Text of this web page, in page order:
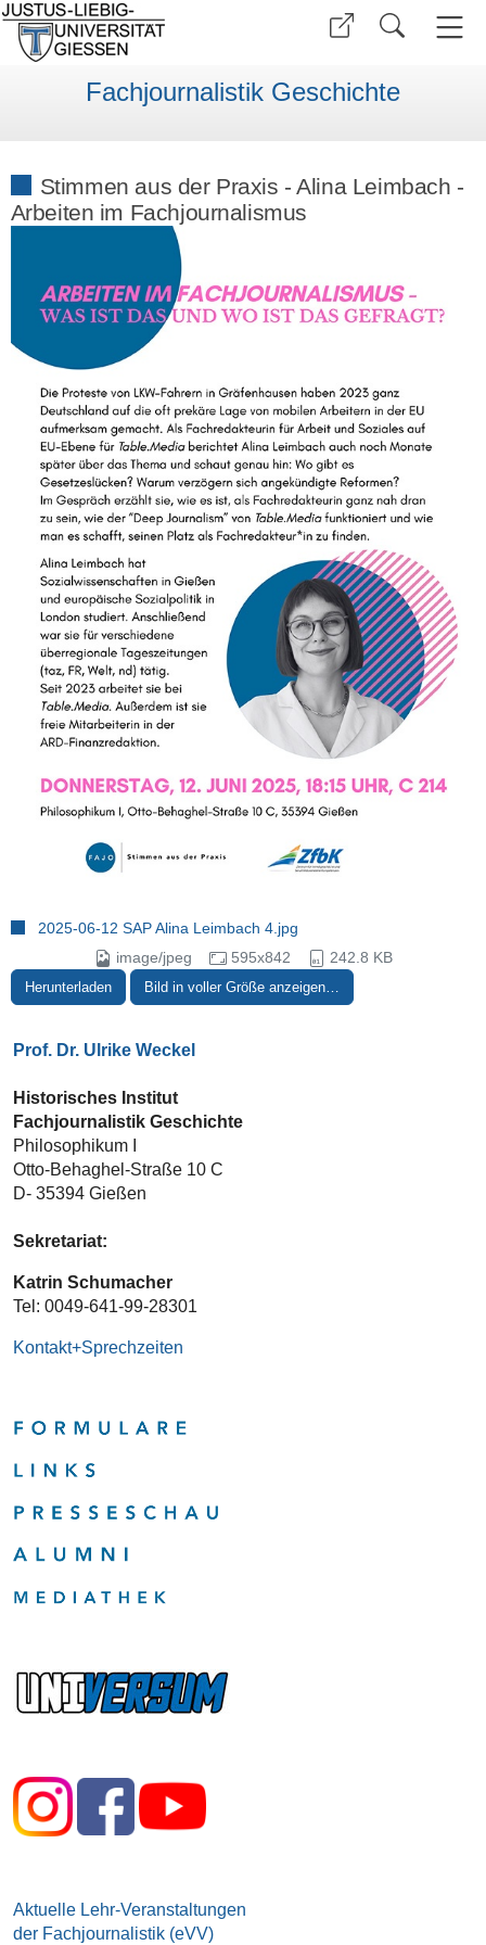
Fachjournalistik Geschichte
Stimmen aus der Praxis - Alina Leimbach -
Arbeiten im Fachjournalismus
2025-06-12 SAP Alina Leimbach 4.jpg
image/jpeg
595x842 242.8 KB
Herunterladen Bild in voller Größe anzeigen…
Prof. Dr. Ulrike Weckel
Historisches Institut
Fachjournalistik Geschichte
Philosophikum I
Otto-Behaghel-Straße 10 C
D- 35394 Gießen
Sekretariat:
Katrin Schumacher
Tel: 0049-641-99-28301
Kontakt+Sprechzeiten
Aktuelle Lehr-Veranstaltungen
der Fachjournalistik (eVV)